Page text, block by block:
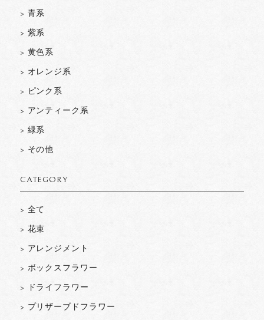
> 青系
> 紫系
> 黄色系
> オレンジ系
> ピンク系
> アンティーク系
> 緑系
> その他
CATEGORY
> 全て
> 花束
> アレンジメント
> ボックスフラワー
> ドライフラワー
> プリザーブドフラワー